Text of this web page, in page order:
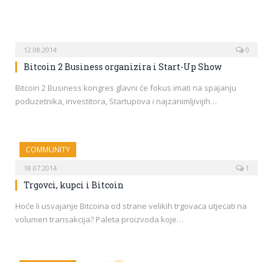
12.08.2014 0
Bitcoin 2 Business organizira i Start-Up Show
Bitcoin 2 Business kongres glavni će fokus imati na spajanju
poduzetnika, investitora, Startupova i najzanimljivijih…
COMMUNITY
18.07.2014 1
Trgovci, kupci i Bitcoin
Hoće li usvajanje Bitcoina od strane velikih trgovaca utjecati na
volumen transakcija? Paleta proizvoda koje…